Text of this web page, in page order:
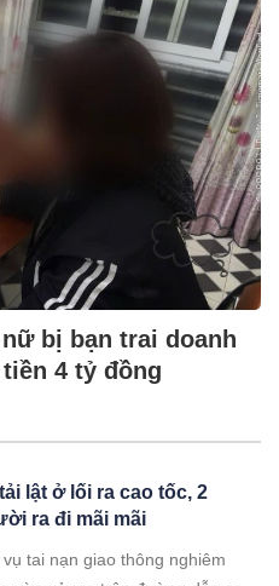
bị bạn trai doanh
4 tỷ đồng
lật ở lối ra cao tốc, 2
ra đi mãi mãi
vụ tai nạn giao thông nghiêm